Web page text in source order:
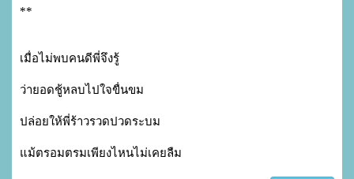
เมื่อไม่พบคนดีพี่จึงรู้
ว่ายอดชู้หลบไปใจขื่นขม
ปล่อยให้พี่ร้าวรวดปวดระบม
แม้ตรอมตรมเพียงไหนไม่เคยลืม